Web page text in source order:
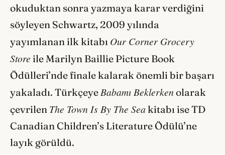
okuduktan sonra yazmaya karar verdiğini
söyleyen Schwartz, 2009 yılında
yayımlanan ilk kitabı Our Corner Grocery
Store ile Marilyn Baillie Picture Book
Ödülleri’nde finale kalarak önemli bir başarı
yakaladı. Türkçeye Babamı Beklerken olarak
çevrilen The Town Is By The Sea kitabı ise TD
Canadian Children’s Literature Ödülü’ne
layık görüldü.